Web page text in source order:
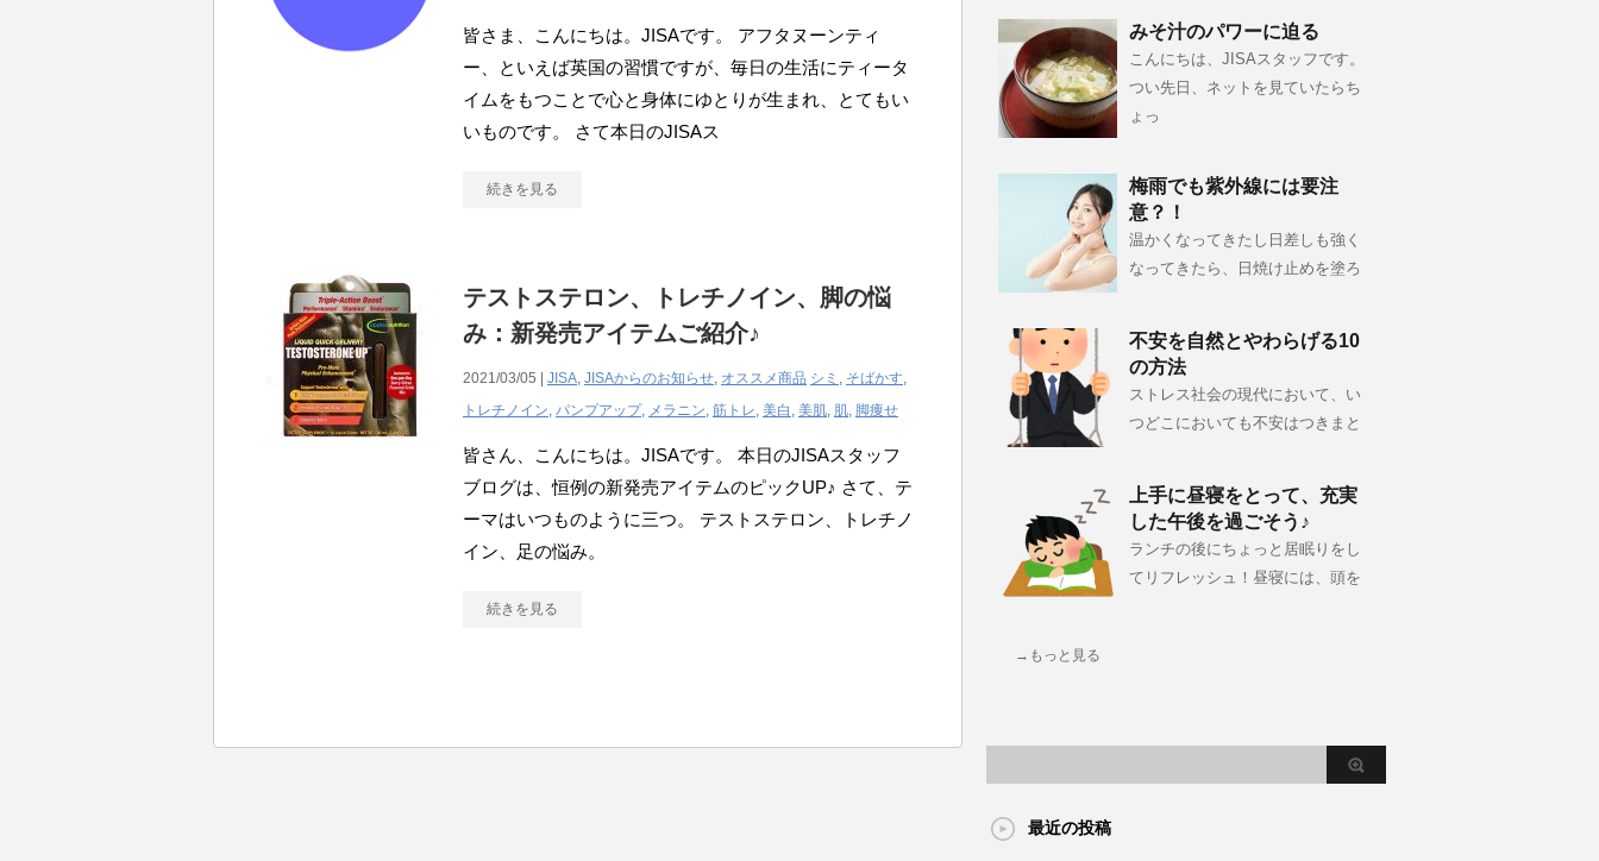
皆さま、こんにちは。JISAです。 アフタヌーンティ
ー、といえば英国の習慣ですが、毎日の生活にティータ
イムをもつことで心と身体にゆとりが生まれ、とてもい
いものです。 さて本日のJISAス
続きを見る
テストステロン、トレチノイン、脚の悩
み：新発売アイテムご紹介♪
2021/03/05 | JISA, JISAからのお知らせ, オススメ商品 シミ , そばかす,
トレチノイン, パンプアップ, メラニン, 筋トレ, 美白 , 美肌, 肌, 脚痩せ
皆さん、こんにちは。JISAです。 本日のJISAスタッフ
ブログは、恒例の新発売アイテムのピックUP♪ さて、テ
ーマはいつものように三つ。 テストステロン、トレチノ
イン、足の悩み。
続きを見る
みそ汁のパワーに迫る
こんにちは、JISAスタッフです。
つい先日、ネットを見ていたらち
ょっ
梅雨でも紫外線には要注
意？！
温かくなってきたし日差しも強く
なってきたら、日焼け止めを塗ろ
不安を自然とやわらげる10
の方法
ストレス社会の現代において、い
つどこにおいても不安はつきまと
上手に昼寝をとって、充実
した午後を過ごそう♪
ランチの後にちょっと居眠りをし
てリフレッシュ！昼寝には、頭を
→もっと見る
最近の投稿